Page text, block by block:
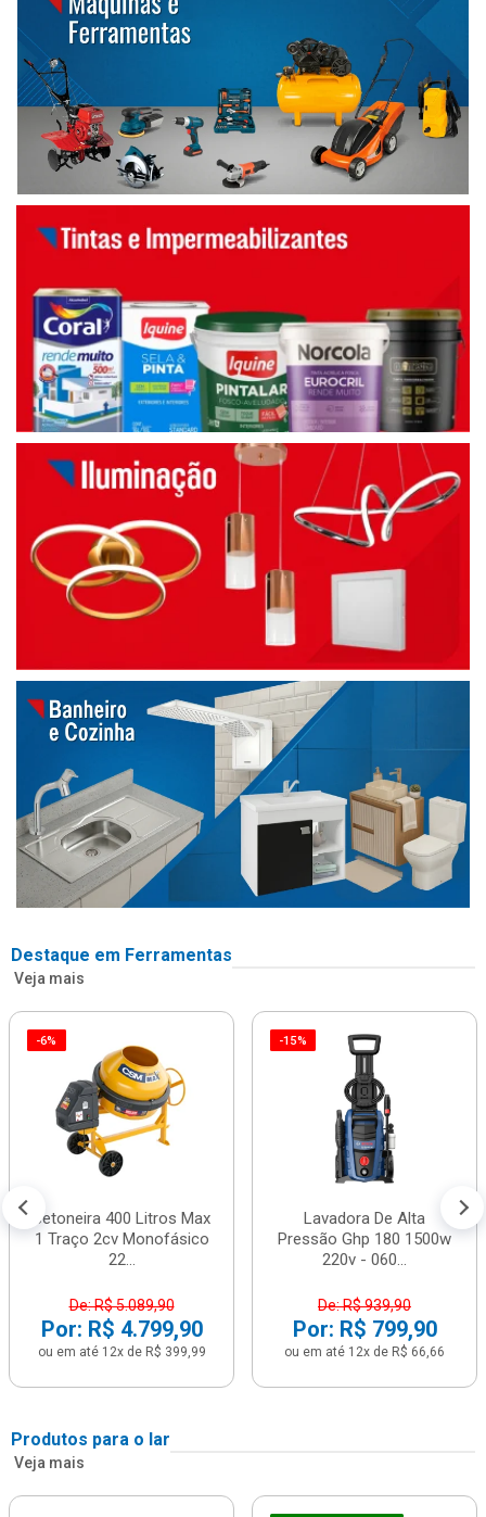
Destaque em Ferramentas
Veja mais
-6%
Betoneira 400 Litros Max
1 Traço 2cv Monofásico
22...
De: R$ 5.089,90
Por: R$ 4.799,90
ou em até 12x de R$ 399,99
-15%
Lavadora De Alta
Pressão Ghp 180 1500w
220v - 060...
De: R$ 939,90
Por: R$ 799,90
ou em até 12x de R$ 66,66
Produtos para o lar
Veja mais